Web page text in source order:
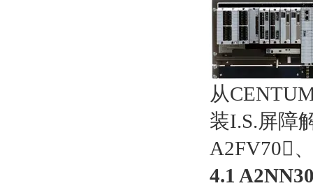
从
装I.S.屏障
A2FV70
4.1